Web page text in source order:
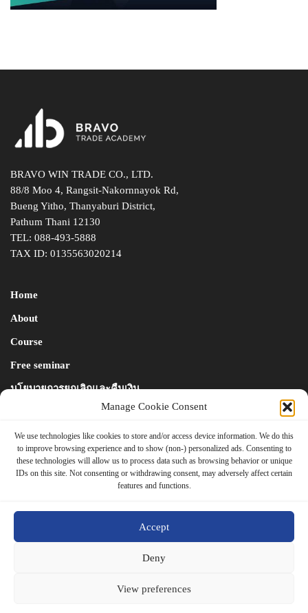
Manage Cookie Consent
We use technologies like cookies to store and/or access device information. We do this
to improve browsing experience and to show (non-) personalized ads. Consenting to
these technologies will allow us to process data such as browsing behavior or unique
IDs on this site. Not consenting or withdrawing consent, may adversely affect certain
features and functions.
Accept
Deny
View preferences
BRAVO WIN TRADE CO., LTD.
88/8 Moo 4, Rangsit-Nakornnayok Rd,
Bueng Yitho, Thanyaburi District,
Pathum Thani 12130
TEL: 088-493-5888
TAX ID: 0135563020214
Home
About
Course
Free seminar
นโยบายการยกเลิกและคืนเงิน
Blog & News
Store
us